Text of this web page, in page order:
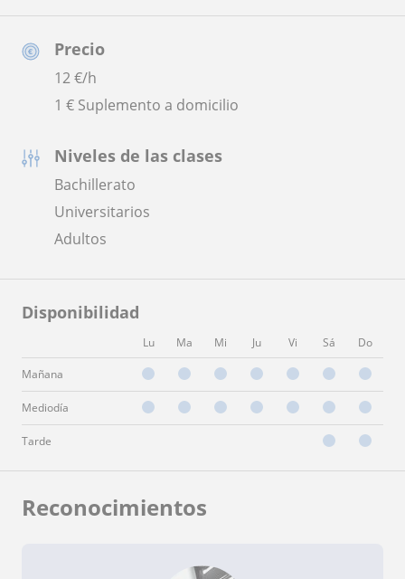
Precio
12€/h
1 € Suplemento a domicilio
Niveles de las clases
Bachillerato
Universitarios
Adultos
Disponibilidad
Lu Ma Mi Ju Vi Sá Do
Mañana
Mediodía
Tarde
Reconocimientos